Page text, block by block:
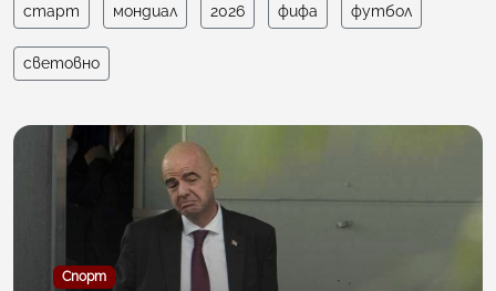
старт мондиал 2026 фифа футбол
световно
Спорт